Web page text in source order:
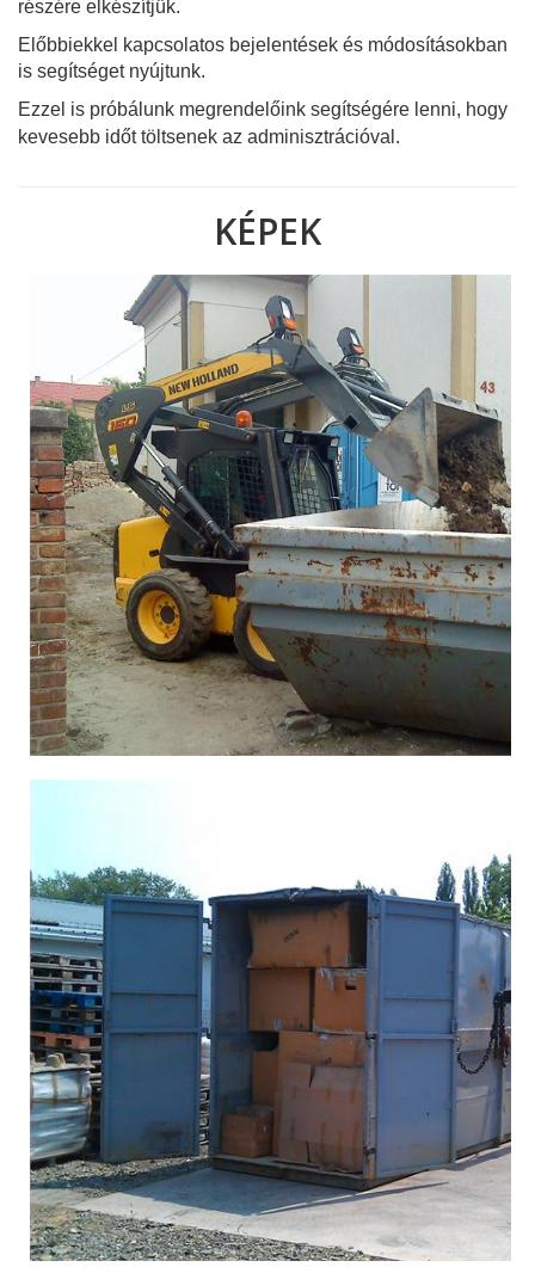
részére elkészítjük.
Előbbiekkel kapcsolatos bejelentések és módosításokban
is segítséget nyújtunk.
Ezzel is próbálunk megrendelőink segítségére lenni, hogy
kevesebb időt töltsenek az adminisztrációval.
KÉPEK